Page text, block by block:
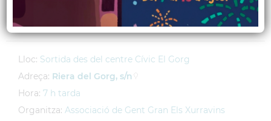
boda"
Lloc: Sortida des del centre Cívic El Gorg
Adreça: Riera del Gorg, s/n
Hora: 7 h tarda
Organitza: Associació de Gent Gran Els Xurravins